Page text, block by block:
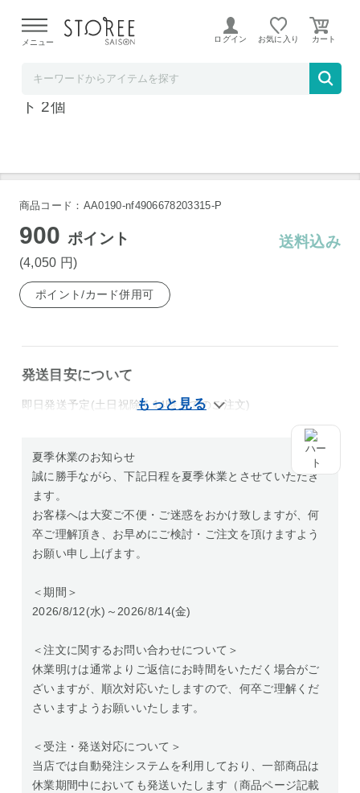
よる配送遅延が発生しております。
メニュー ログイン お気に入り
東洋佐々木ガラス 薄づくり葡萄酒グラスセッ
ト 2個
商品コード：AA0190-nf4906678203315-P
900ポイント
(4,050 円)
送料込み
ポイント/カード併用可
発送目安について
即日発送予定(土日祝除く14時までのご注文)
夏季休業のお知らせ
誠に勝手ながら、下記日程を夏季休業とさせていただき
ます。
お客様へは大変ご不便・ご迷惑をおかけ致しますが、何
卒ご理解頂き、お早めにご検討・ご注文を頂けますよう
お願い申し上げます。
＜期間＞
2026/8/12(水)～2026/8/14(金)
＜注文に関するお問い合わせについて＞
休業明けは通常よりご返信にお時間をいただく場合がご
ざいますが、順次対応いたしますので、何卒ご理解くだ
さいますようお願いいたします。
＜受注・発送対応について＞
当店では自動発注システムを利用しており、一部商品は
休業期間中においても発送いたします（商品ページ記載